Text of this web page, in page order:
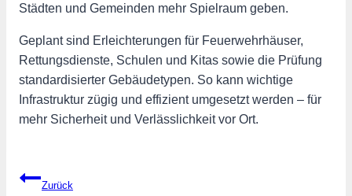
Städten und Gemeinden mehr Spielraum geben.
Geplant sind Erleichterungen für Feuerwehrhäuser,
Rettungsdienste, Schulen und Kitas sowie die Prüfung
standardisierter Gebäudetypen. So kann wichtige
Infrastruktur zügig und effizient umgesetzt werden – für
mehr Sicherheit und Verlässlichkeit vor Ort.
Beitragsnavigation
Zurück